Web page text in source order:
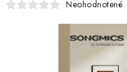
Neohodnotené